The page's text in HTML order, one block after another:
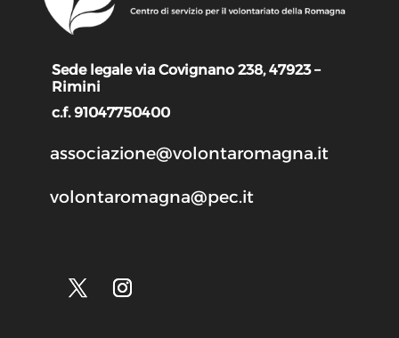
Sede legale via Covignano 238, 47923 –
Rimini
c.f. 91047750400
associazione@volontaromagna.it
volontaromagna@pec.it